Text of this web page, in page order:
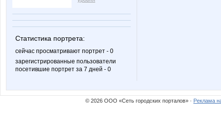
Статистика портрета:
сейчас просматривают портрет - 0
зарегистрированные пользователи
посетившие портрет за 7 дней - 0
© 2026 ООО «Сеть городских порталов» · Реклама